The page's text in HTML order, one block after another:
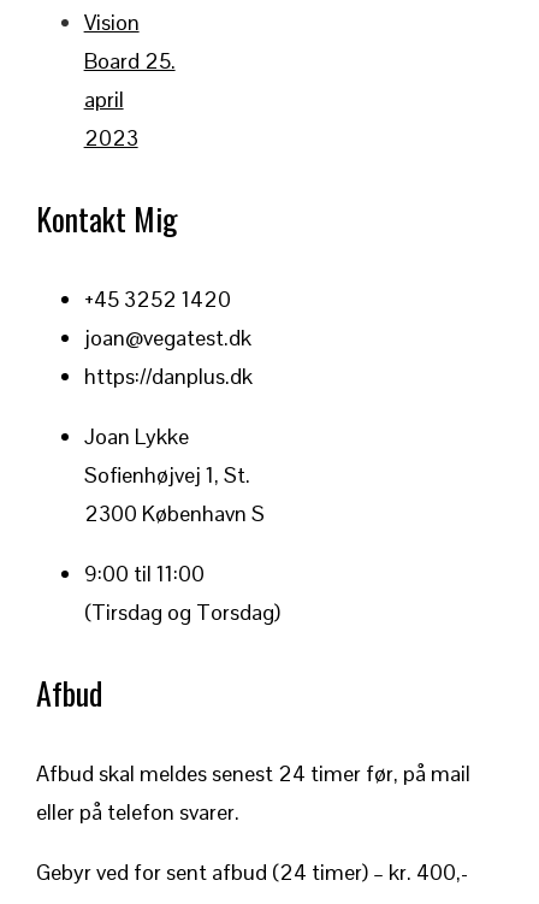
Vision
Board 25.
april
2023
Kontakt Mig
+45 3252 1420
joan@vegatest.dk
https://danplus.dk
Joan Lykke
Sofienhøjvej 1, St.
2300 København S
9:00 til 11:00
(Tirsdag og Torsdag)
Afbud
Afbud skal meldes senest 24 timer før, på mail
eller på telefon svarer.
Gebyr ved for sent afbud (24 timer) – kr. 400,-